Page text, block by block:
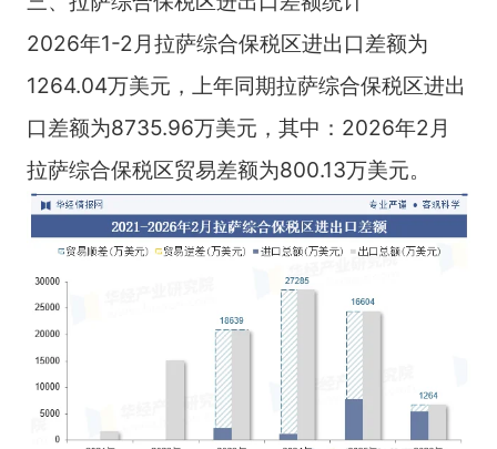
2026年1-2月拉萨综合保税区进出口差额为
1264.04万美元，上年同期拉萨综合保税区进出
口差额为8735.96万美元，其中：2026年2月
拉萨综合保税区贸易差额为800.13万美元。